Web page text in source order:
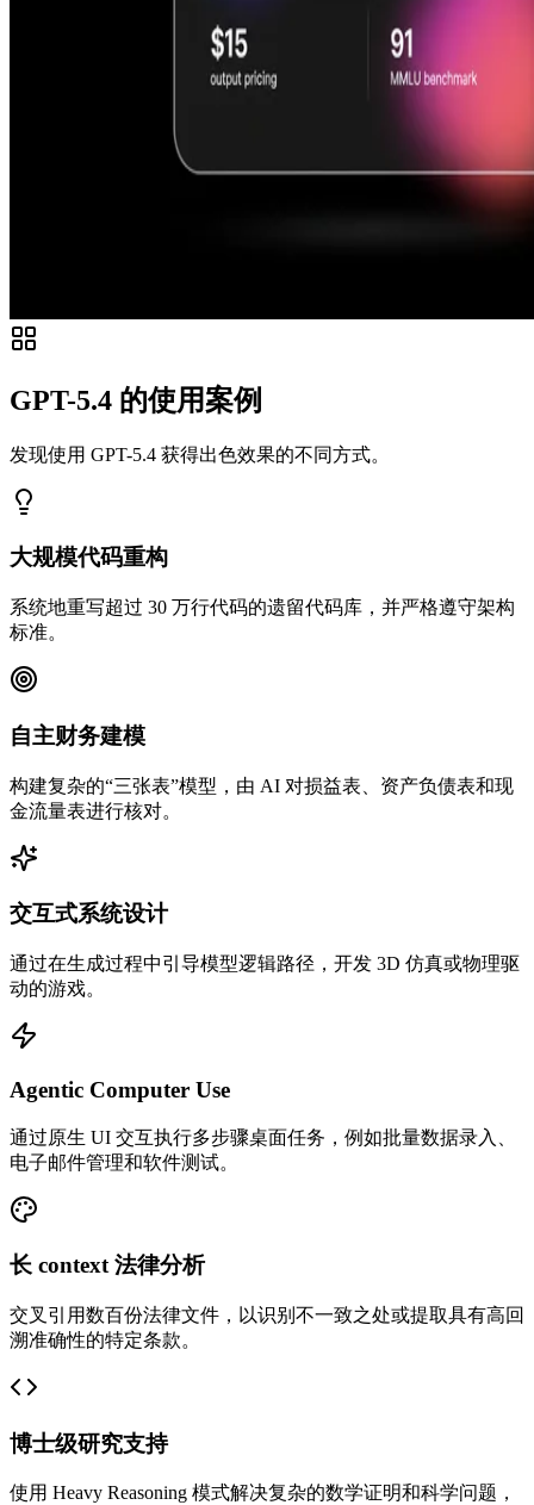
GPT-5.4 的使用案例
发现使用 GPT-5.4 获得出色效果的不同方式。
大规模代码重构
系统地重写超过 30 万行代码的遗留代码库，并严格遵守架构
标准。
自主财务建模
构建复杂的“三张表”模型，由 AI 对损益表、资产负债表和现
金流量表进行核对。
交互式系统设计
通过在生成过程中引导模型逻辑路径，开发 3D 仿真或物理驱
动的游戏。
Agentic Computer Use
通过原生 UI 交互执行多步骤桌面任务，例如批量数据录入、
电子邮件管理和软件测试。
长 context 法律分析
交叉引用数百份法律文件，以识别不一致之处或提取具有高回
溯准确性的特定条款。
博士级研究支持
使用 Heavy Reasoning 模式解决复杂的数学证明和科学问题，